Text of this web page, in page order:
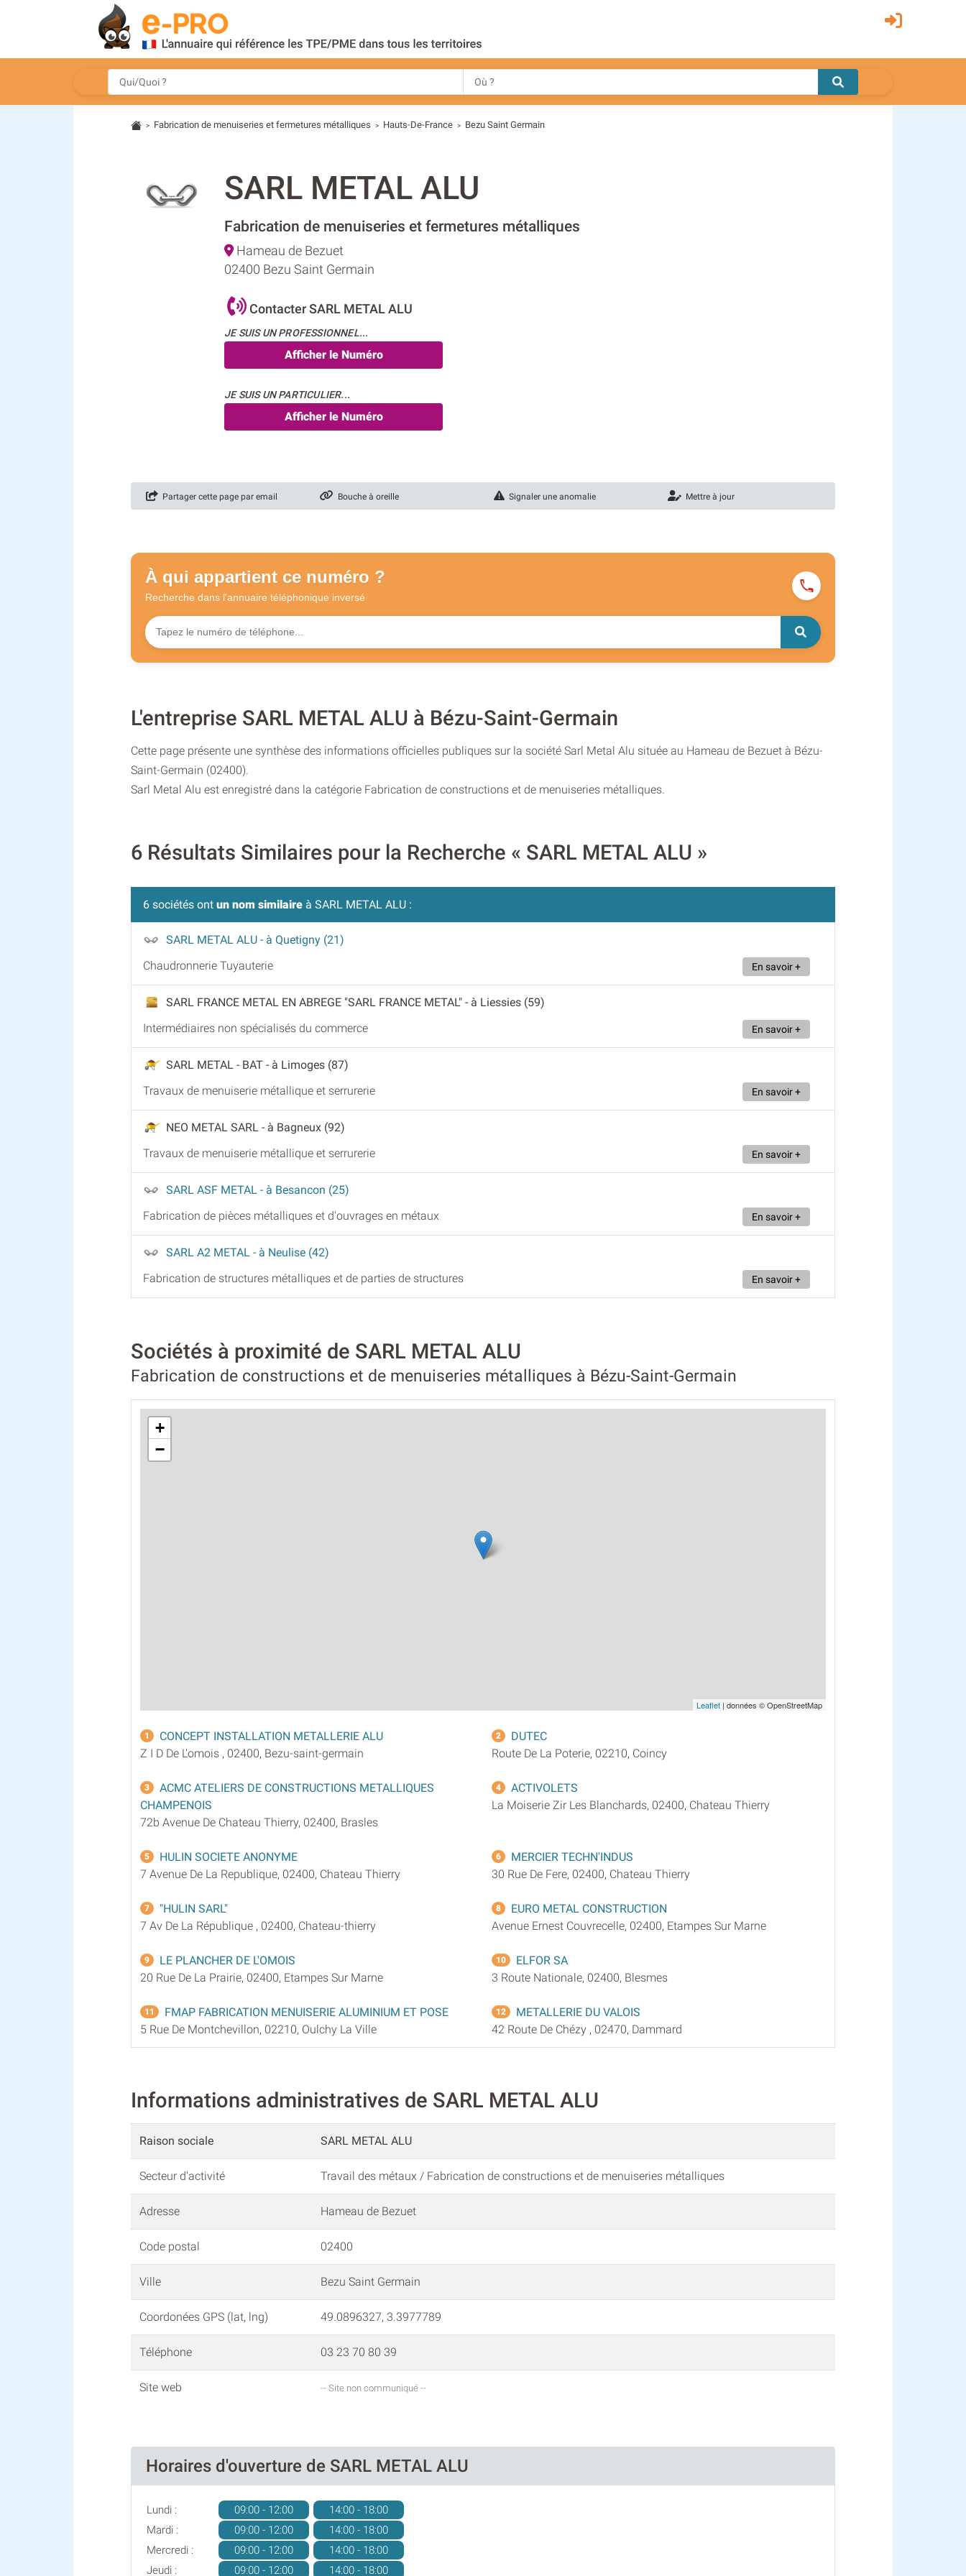
> Fabrication de menuiseries et fermetures métalliques > Hauts-De-France > Bezu Saint Germain
SARL METAL ALU
Fabrication de menuiseries et fermetures métalliques
Hameau de Bezuet
02400 Bezu Saint Germain
Contacter SARL METAL ALU
JE SUIS UN PROFESSIONNEL...
Afficher le Numéro
JE SUIS UN PARTICULIER...
Afficher le Numéro
Partager cette page par email Bouche à oreille Signaler une anomalie Mettre à jour
À qui appartient ce numéro ?
Recherche dans l'annuaire téléphonique inversé
L'entreprise SARL METAL ALU à Bézu-Saint-Germain
Cette page présente une synthèse des informations officielles publiques sur la société Sarl Metal Alu située au Hameau de Bezuet à Bézu-
Saint-Germain (02400).
Sarl Metal Alu est enregistré dans la catégorie Fabrication de constructions et de menuiseries métalliques.
6 Résultats Similaires pour la Recherche « SARL METAL ALU »
6 sociétés ont un nom similaire à SARL METAL ALU :
SARL METAL ALU - à Quetigny (21)
Chaudronnerie Tuyauterie
En savoir +
SARL FRANCE METAL EN ABREGE "SARL FRANCE METAL" - à Liessies (59)
Intermédiaires non spécialisés du commerce
En savoir +
SARL METAL - BAT - à Limoges (87)
Travaux de menuiserie métallique et serrurerie
En savoir +
NEO METAL SARL - à Bagneux (92)
Travaux de menuiserie métallique et serrurerie
En savoir +
SARL ASF METAL - à Besancon (25)
Fabrication de pièces métalliques et d'ouvrages en métaux
En savoir +
SARL A2 METAL - à Neulise (42)
Fabrication de structures métalliques et de parties de structures
En savoir +
Sociétés à proximité de SARL METAL ALU
Fabrication de constructions et de menuiseries métalliques à Bézu-Saint-Germain
+
−
Leaflet | données © OpenStreetMap
1
CONCEPT INSTALLATION METALLERIE ALU
Z I D De L'omois , 02400, Bezu-saint-germain
2
DUTEC
Route De La Poterie, 02210, Coincy
3
ACMC ATELIERS DE CONSTRUCTIONS METALLIQUES
CHAMPENOIS
72b Avenue De Chateau Thierry, 02400, Brasles
4
ACTIVOLETS
La Moiserie Zir Les Blanchards, 02400, Chateau Thierry
5
HULIN SOCIETE ANONYME
7 Avenue De La Republique, 02400, Chateau Thierry
6
MERCIER TECHN'INDUS
30 Rue De Fere, 02400, Chateau Thierry
7
"HULIN SARL"
7 Av De La République , 02400, Chateau-thierry
8
EURO METAL CONSTRUCTION
Avenue Ernest Couvrecelle, 02400, Etampes Sur Marne
9
LE PLANCHER DE L'OMOIS
20 Rue De La Prairie, 02400, Etampes Sur Marne
10
ELFOR SA
3 Route Nationale, 02400, Blesmes
11
FMAP FABRICATION MENUISERIE ALUMINIUM ET POSE
5 Rue De Montchevillon, 02210, Oulchy La Ville
12
METALLERIE DU VALOIS
42 Route De Chézy , 02470, Dammard
Informations administratives de SARL METAL ALU
Raison sociale SARL METAL ALU
Secteur d'activité Travail des métaux / Fabrication de constructions et de menuiseries métalliques
Adresse Hameau de Bezuet
Code postal 02400
Ville Bezu Saint Germain
Coordonées GPS (lat, lng) 49.0896327, 3.3977789
Téléphone 03 23 70 80 39
Site web -- Site non communiqué --
Horaires d'ouverture de SARL METAL ALU
Lundi : 09:00 - 12:00
14:00 - 18:00
Mardi :
09:00 - 12:00
14:00 - 18:00
Mercredi :
09:00 - 12:00
14:00 - 18:00
Jeudi :
09:00 - 12:00 14:00 - 18:00